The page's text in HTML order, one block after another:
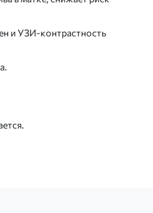
и УЗИ-контрастность